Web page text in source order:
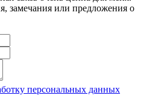
замечания или предложения о
персональных данных